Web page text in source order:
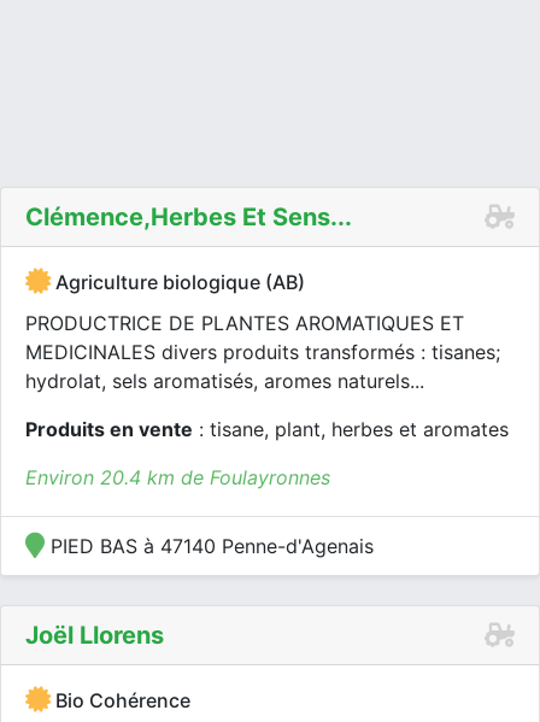
Clémence,herbes Et Sens...
Agriculture biologique (AB)
PRODUCTRICE DE PLANTES AROMATIQUES ET
MEDICINALES divers produits transformés : tisanes;
hydrolat, sels aromatisés, aromes naturels...
Produits en vente : tisane, plant, herbes et aromates
Environ 20.4 km de Foulayronnes
PIED BAS à 47140 Penne-d'Agenais
Joël Llorens
Bio Cohérence